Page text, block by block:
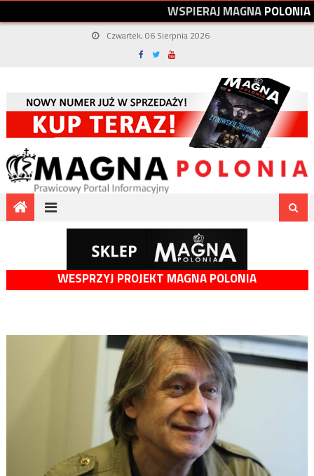
WSPIERAJMAGNAPOLONIA
Czwartek, 06 Sierpnia 2026
WESPRZYJ PROJEKT MAGNA POLONIA